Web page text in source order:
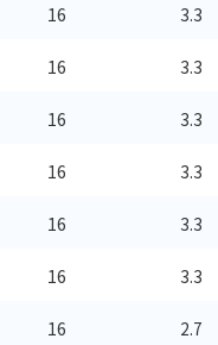
16 3.3
16 3.3
16 3.3
16 3.3
16 3.3
16 3.3
16 2.7